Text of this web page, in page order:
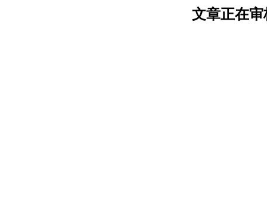
文章正在